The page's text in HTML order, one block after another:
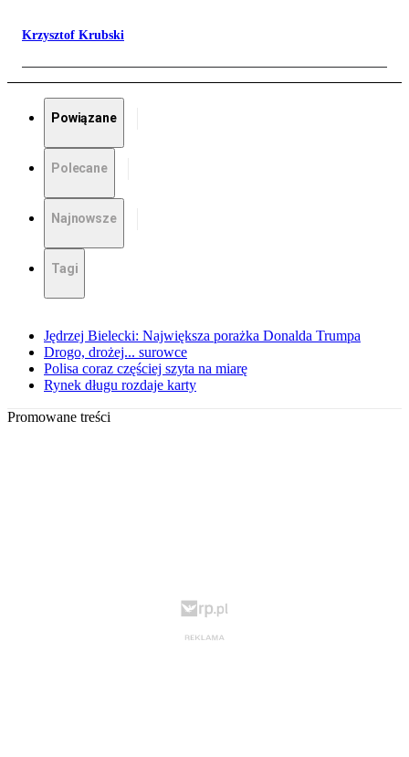
Krzysztof Krubski
Powiązane
Polecane
Najnowsze
Tagi
Jędrzej Bielecki: Największa porażka Donalda Trumpa
Drogo, drożej... surowce
Polisa coraz częściej szyta na miarę
Rynek długu rozdaje karty
Promowane treści